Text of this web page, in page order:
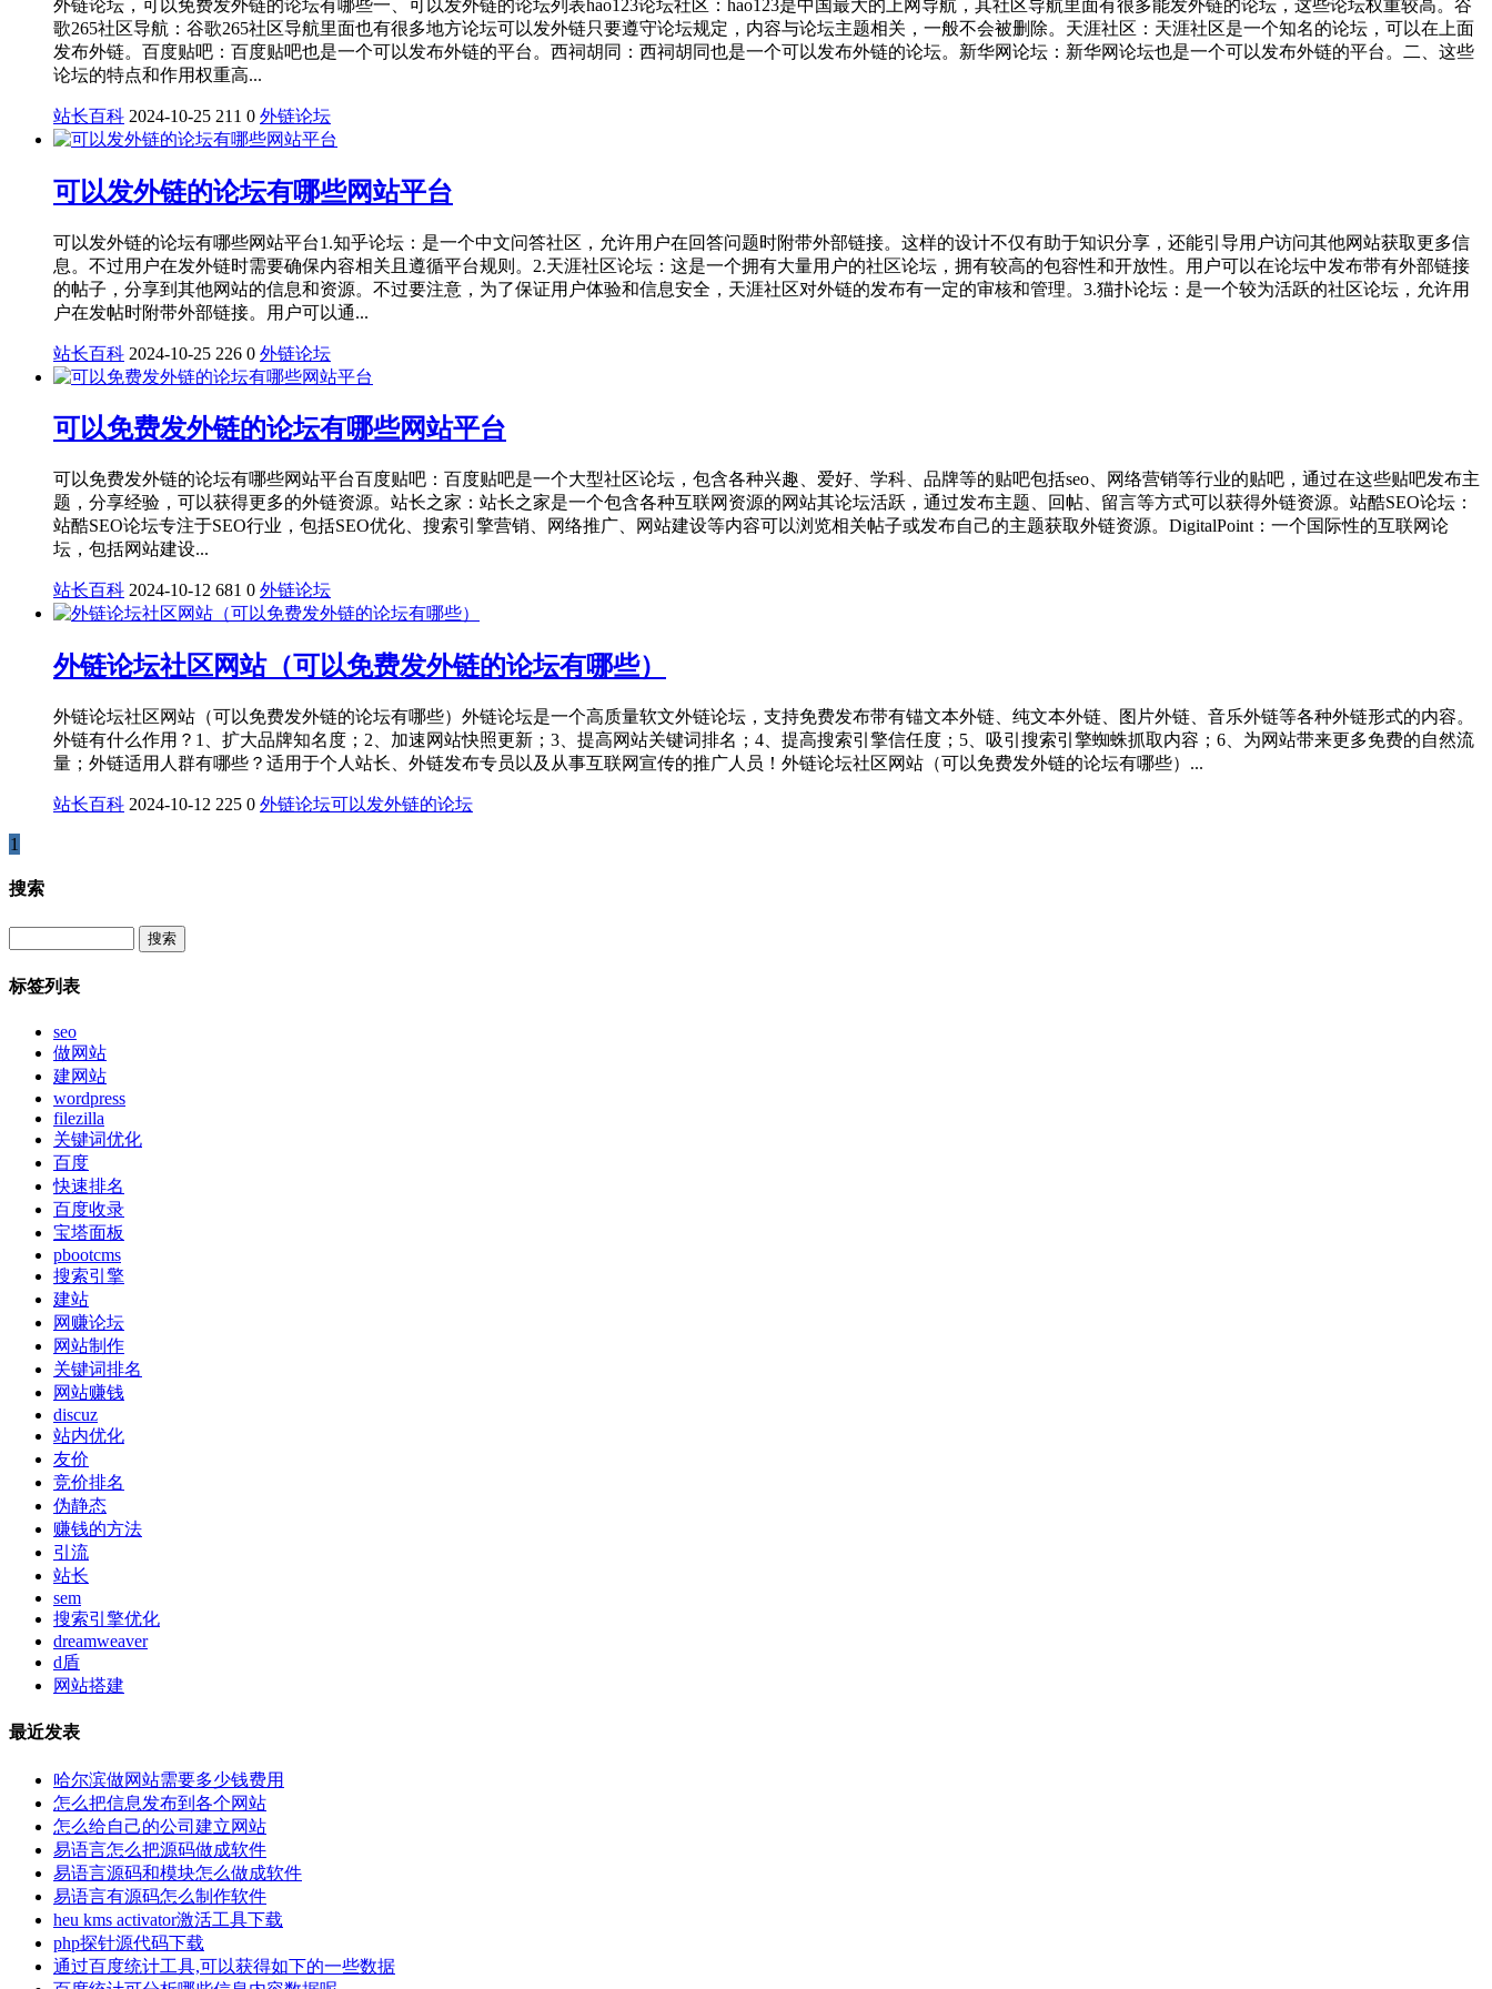
外链论坛，可以免费发外链的论坛有哪些一、可以发外链的论坛列表hao123论坛社区：hao123是中国最大的上网导航，其社区导航里面有很多能发外链的论坛，这些论坛权重较高。谷
歌265社区导航：谷歌265社区导航里面也有很多地方论坛可以发外链只要遵守论坛规定，内容与论坛主题相关，一般不会被删除。天涯社区：天涯社区是一个知名的论坛，可以在上面
发布外链。百度贴吧：百度贴吧也是一个可以发布外链的平台。西祠胡同：西祠胡同也是一个可以发布外链的论坛。新华网论坛：新华网论坛也是一个可以发布外链的平台。二、这些
论坛的特点和作用权重高...
站长百科 2024-10-25 211 0 外链论坛
可以发外链的论坛有哪些网站平台
可以发外链的论坛有哪些网站平台1.知乎论坛：是一个中文问答社区，允许用户在回答问题时附带外部链接。这样的设计不仅有助于知识分享，还能引导用户访问其他网站获取更多信
息。不过用户在发外链时需要确保内容相关且遵循平台规则。2.天涯社区论坛：这是一个拥有大量用户的社区论坛，拥有较高的包容性和开放性。用户可以在论坛中发布带有外部链接
的帖子，分享到其他网站的信息和资源。不过要注意，为了保证用户体验和信息安全，天涯社区对外链的发布有一定的审核和管理。3.猫扑论坛：是一个较为活跃的社区论坛，允许用
户在发帖时附带外部链接。用户可以通...
站长百科 2024-10-25 226 0 外链论坛
可以免费发外链的论坛有哪些网站平台
可以免费发外链的论坛有哪些网站平台百度贴吧：百度贴吧是一个大型社区论坛，包含各种兴趣、爱好、学科、品牌等的贴吧包括seo、网络营销等行业的贴吧，通过在这些贴吧发布主
题，分享经验，可以获得更多的外链资源。站长之家：站长之家是一个包含各种互联网资源的网站其论坛活跃，通过发布主题、回帖、留言等方式可以获得外链资源。站酷SEO论坛：
站酷SEO论坛专注于SEO行业，包括SEO优化、搜索引擎营销、网络推广、网站建设等内容可以浏览相关帖子或发布自己的主题获取外链资源。DigitalPoint：一个国际性的互联网论
坛，包括网站建设...
站长百科 2024-10-12 681 0 外链论坛
外链论坛社区网站（可以免费发外链的论坛有哪些）
外链论坛社区网站（可以免费发外链的论坛有哪些）外链论坛是一个高质量软文外链论坛，支持免费发布带有锚文本外链、纯文本外链、图片外链、音乐外链等各种外链形式的内容。
外链有什么作用？1、扩大品牌知名度；2、加速网站快照更新；3、提高网站关键词排名；4、提高搜索引擎信任度；5、吸引搜索引擎蜘蛛抓取内容；6、为网站带来更多免费的自然流
量；外链适用人群有哪些？适用于个人站长、外链发布专员以及从事互联网宣传的推广人员！外链论坛社区网站（可以免费发外链的论坛有哪些）...
站长百科 2024-10-12 225 0 外链论坛可以发外链的论坛
1
搜索
标签列表
seo
做网站
建网站
wordpress
filezilla
关键词优化
百度
快速排名
百度收录
宝塔面板
pbootcms
搜索引擎
建站
网赚论坛
网站制作
关键词排名
网站赚钱
discuz
站内优化
友价
竞价排名
伪静态
赚钱的方法
引流
站长
sem
搜索引擎优化
dreamweaver
d盾
网站搭建
最近发表
哈尔滨做网站需要多少钱费用
怎么把信息发布到各个网站
怎么给自己的公司建立网站
易语言怎么把源码做成软件
易语言源码和模块怎么做成软件
易语言有源码怎么制作软件
heu kms activator激活工具下载
php探针源代码下载
通过百度统计工具,可以获得如下的一些数据